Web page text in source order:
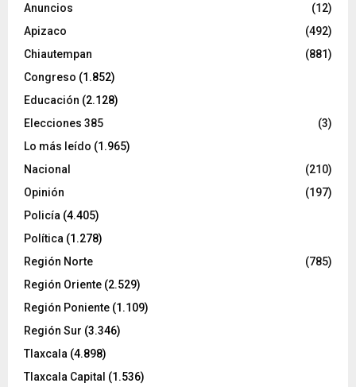
Anuncios
(12)
Apizaco
(492)
Chiautempan
(881)
Congreso (1.852)
Educación (2.128)
Elecciones 385
(3)
Lo más leído (1.965)
Nacional
(210)
Opinión
(197)
Policía (4.405)
Política (1.278)
Región Norte
(785)
Región Oriente (2.529)
Región Poniente (1.109)
Región Sur (3.346)
Tlaxcala (4.898)
Tlaxcala Capital (1.536)